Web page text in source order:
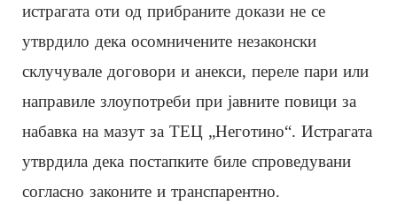
истрагата оти од прибраните докази не се
утврдило дека осомничените незаконски
склучувале договори и анекси, переле пари или
направиле злоупотреби при јавните повици за
набавка на мазут за ТЕЦ „Неготино“. Истрагата
утврдила дека постапките биле спроведувани
согласно законите и транспарентно.